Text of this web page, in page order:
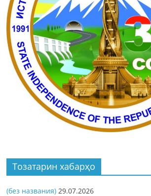
Тозатарин хабарҳо
(без названия) 29.07.2026